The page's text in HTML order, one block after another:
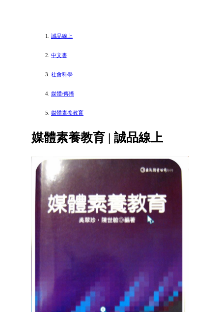
誠品線上
中文書
社會科學
媒體/傳播
媒體素養教育
媒體素養教育 | 誠品線上